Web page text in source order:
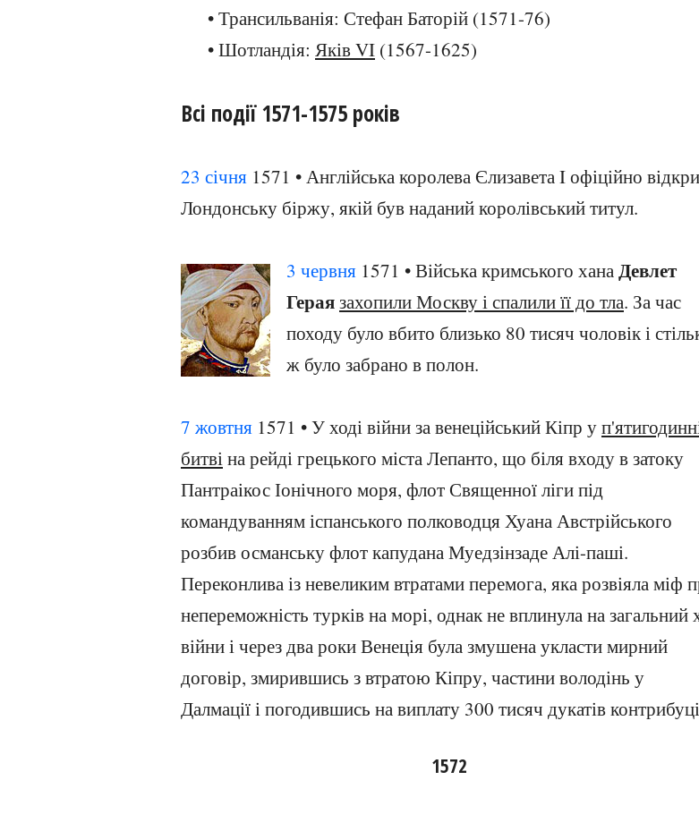
• Трансильванія: Стефан Баторій (1571-76)
• Шотландія: Яків VI (1567-1625)
Всі події 1571-1575 років
23 січня 1571 • Англійська королева Єлизавета I офіційно
Лондонську біржу, якій був наданий королівський титул.
3 червня 1571 • Війська кримського ханаДевлет
Гераязахопили Москву і спалили її до тла. За час
походу було вбито близько 80 тисяч чоловік і
ж було забрано в полон.
7 жовтня 1571 • У ході війни за венеційський Кіпр у
битвіна рейді грецького міста Лепанто, що біля входу в затоку
Пантраікос Іонічного моря, флот Священної ліги під
командуванням іспанського полководця Хуана Австрійського
розбив османську флот капудана Муедзінзаде Алі-паші.
Переконлива із невеликим втратами перемога, яка розвіяла міф
непереможність турків на морі, однак не вплинула на загальний
війни і через два роки Венеція була змушена укласти мирний
договір, змирившись з втратою Кіпру, частини володінь у
Далмації і погодившись на виплату 300 тисяч дукатів
1572